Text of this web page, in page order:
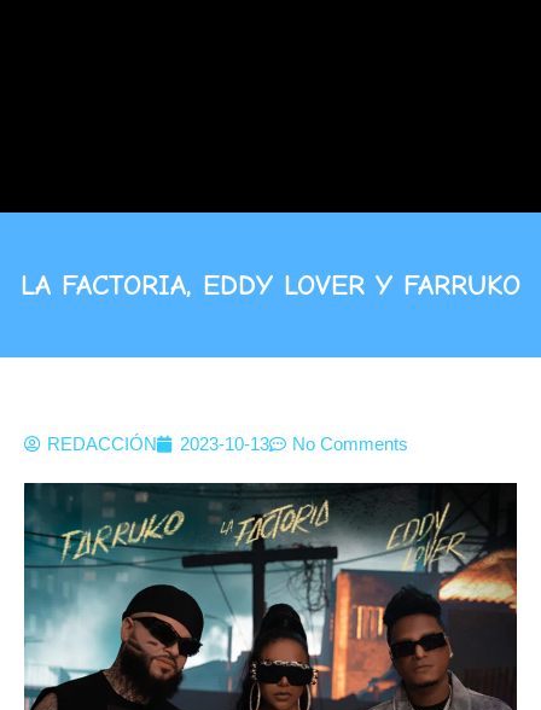
LA FACTORIA, EDDY LOVER Y FARRUKO
REDACCIÓN 2023-10-13 No Comments